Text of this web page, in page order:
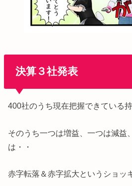
決算３社発表
400社のうち現在把握できている
そのうち一つは増益、一つは減益
は・・
赤字転落＆赤字拡大というショッ